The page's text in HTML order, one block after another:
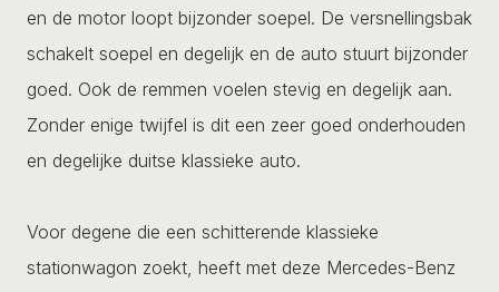
en de motor loopt bijzonder soepel. De versnellingsbak
schakelt soepel en degelijk en de auto stuurt bijzonder
goed. Ook de remmen voelen stevig en degelijk aan.
Zonder enige twijfel is dit een zeer goed onderhouden
en degelijke duitse klassieke auto.
Voor degene die een schitterende klassieke
stationwagon zoekt, heeft met deze Mercedes-Benz